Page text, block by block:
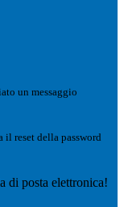
un messaggio
il reset della password
di posta elettronica!